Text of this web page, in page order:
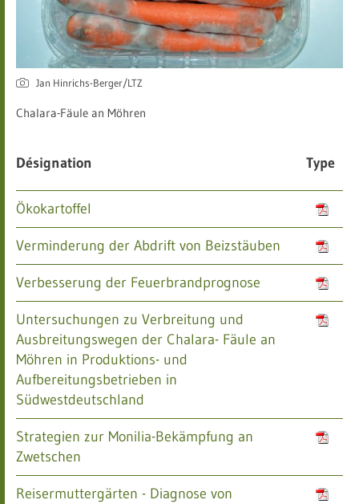
Jan Hinrichs-Berger/LTZ
Chalara-Fäule an Möhren
Désignation Type
Ökokartoffel
Verminderung der Abdrift von Beizstäuben
Verbesserung der Feuerbrandprognose
Untersuchungen zu Verbreitung und
Ausbreitungswegen der Chalara- Fäule an
Möhren in Produktions- und
Aufbereitungsbetrieben in
Südwestdeutschland
Strategien zur Monilia-Bekämpfung an
Zwetschen
Reisermuttergärten - Diagnose von